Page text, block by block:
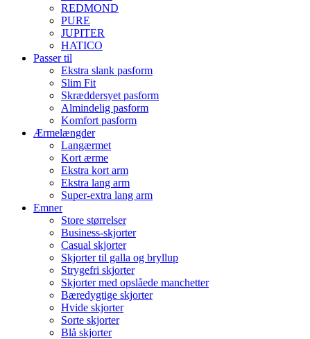
REDMOND
PURE
JUPITER
HATICO
Passer til
Ekstra slank pasform
Slim Fit
Skræddersyet pasform
Almindelig pasform
Komfort pasform
Ærmelængder
Langærmet
Kort ærme
Ekstra kort arm
Ekstra lang arm
Super-extra lang arm
Emner
Store størrelser
Business-skjorter
Casual skjorter
Skjorter til galla og bryllup
Strygefri skjorter
Skjorter med opslåede manchetter
Bæredygtige skjorter
Hvide skjorter
Sorte skjorter
Blå skjorter